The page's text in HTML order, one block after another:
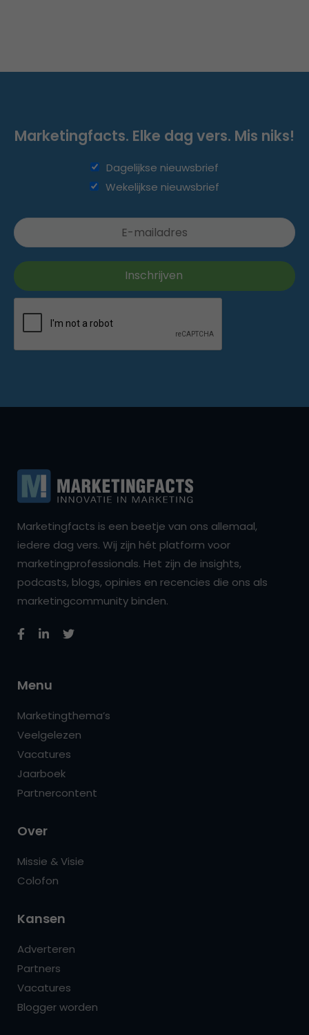
Marketingfacts. Elke dag vers. Mis niks!
Dagelijkse nieuwsbrief
Wekelijkse nieuwsbrief
Marketingfacts is een beetje van ons allemaal,
iedere dag vers. Wij zijn hét platform voor
marketingprofessionals. Het zijn de insights,
podcasts, blogs, opinies en recencies die ons als
marketingcommunity binden.
Menu
Marketingthema’s
Veelgelezen
Vacatures
Jaarboek
Partnercontent
Over
Missie & Visie
Colofon
Kansen
Adverteren
Partners
Vacatures
Blogger worden